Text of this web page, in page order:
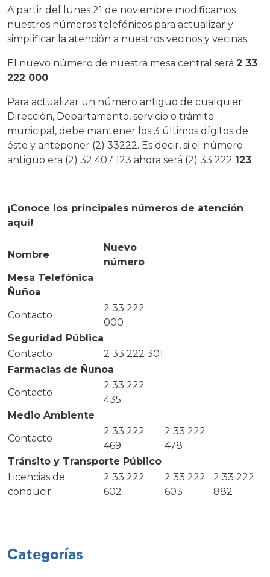
A partir del lunes 21 de noviembre modificamos
nuestros números telefónicos para actualizar y
simplificar la atención a nuestros vecinos y vecinas.
El nuevo número de nuestra mesa central será 2 33
222 000
Para actualizar un número antiguo de cualquier
Dirección, Departamento, servicio o trámite
municipal, debe mantener los 3 últimos dígitos de
éste y anteponer (2) 33222. Es decir, si el número
antiguo era (2) 32 407 123 ahora será (2) 33 222 123
¡Conoce los principales números de atención
aquí!
Nombre
Nuevo
número
Mesa Telefónica
Ñuñoa
Contacto
2 33 222
000
Seguridad Pública
Contacto
2 33 222 301
Farmacias de Ñuñoa
Contacto
2 33 222
435
Medio Ambiente
Contacto
2 33 222
469
2 33 222
478
Tránsito y Transporte Público
Licencias de
conducir
2 33 222
602
2 33 222
603
2 33 222
882
Categorías